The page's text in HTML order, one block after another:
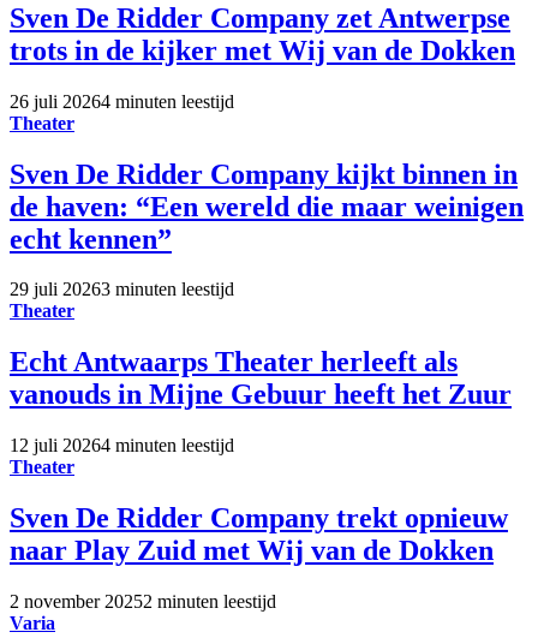
Sven De Ridder Company zet Antwerpse
trots in de kijker met Wij van de Dokken
26 juli 20264 minuten leestijd
Theater
Sven De Ridder Company kijkt binnen in
de haven: “Een wereld die maar weinigen
echt kennen”
29 juli 20263 minuten leestijd
Theater
Echt Antwaarps Theater herleeft als
vanouds in Mijne Gebuur heeft het Zuur
12 juli 20264 minuten leestijd
Theater
Sven De Ridder Company trekt opnieuw
naar Play Zuid met Wij van de Dokken
2 november 20252 minuten leestijd
Varia